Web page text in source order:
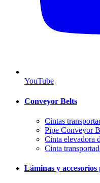
YouTube
Conveyor Belts
Cintas
Pipe Conveyor
Cinta elevadora
Cinta
Láminas y